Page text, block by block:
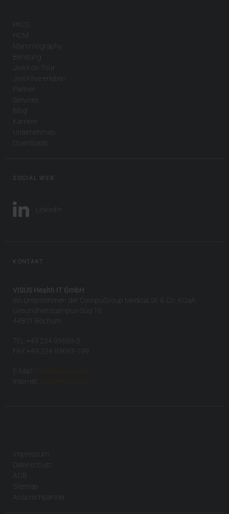
PACS
HCM
Mammography
Beratung
JiveX on Tour
JiveX live erleben
Partner
Services
Blog
Karriere
Unternehmen
Downloads
SOCIAL WEB
LinkedIn
KONTAKT
VISUS Health IT GmbH
ein Unternehmen der CompuGroup Medical SE & Co. KGaA
Gesundheitscampus-Süd 15
44801 Bochum
TEL +49 234 93693-0
FAX +49 234 93693-199
E-Mail:
info(at)visus.com
Internet:
www.visus.com
Impressum
Datenschutz
AGB
Sitemap
Ansprechpartner